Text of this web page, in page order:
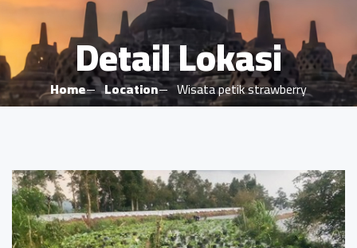
Detail Lokasi
Home Location Wisata petik strawberry